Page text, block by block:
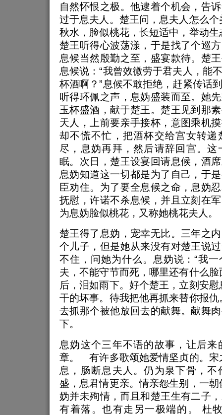
自然怀恨之极。他逮着个机会，告
过于息夫人。楚王问，息夫人怎么个
秋水，脸似桃花，长短适中，举动生
楚王听得心波荡漾，于是找了个巡
息候当然殷勤之至，盛宴款待。楚
息候说：“我曾效微劳于君夫人，能
杯酒啊？”息候不敢拒绝，赶紧传话
听得环佩之声，息妫盛装而至。她
玉杯盛酒，献于楚王。楚王见到那
天人，上前要亲手接杯，意图乘机
却不慌不忙，把酒杯交给宫女转递
尽，息妫再拜，然后请辞回宫。这
眠。次日，楚王设宴回请息候，酒
息妫知道这一切都是为了自己，于
臣劝住。为了要全息候之命，息妫
抚慰，许诺不杀息候，并且立刻在
为息妫脸似桃花，又称她桃花夫人。
楚王得了息妫，宠幸无比。三年之
个儿子，但是她从来没有对楚王说
不住，问她为什么。息妫说：“我
夫，不能守节而死，哪里还有什么脸
后，泪如雨下。好个楚王，立刻安
干的坏事。待我把他再抓来替你报仇
去抓那个被他放回去的献舞。献舞
下。
息妫这个三年不语的故事，让后来
章。 有许多歌颂她爱情坚贞的。宋
息，肠断息夫人。仍为泉下骨，不
盛，息君情更亲。情亲怨生别，一
妫并未殉情，而且和楚王生有二子
有着落。也有走另一极端的。 杜